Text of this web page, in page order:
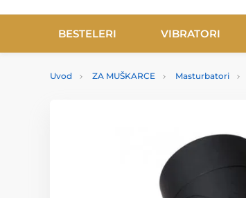
BESTELERI VIBRATORI
Uvod ZA MUŠKARCE Masturbatori